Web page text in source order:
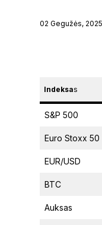
02 Gegužės, 2025
Indeksas
S&P 500
Euro Stoxx 50
EUR/USD
BTC
Auksas